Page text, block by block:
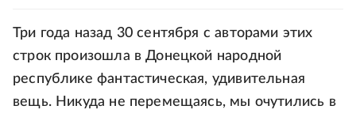
Три года назад 30 сентября с авторами этих
строк произошла в Донецкой народной
республике фантастическая, удивительная
вещь. Никуда не перемещаясь, мы очутились в